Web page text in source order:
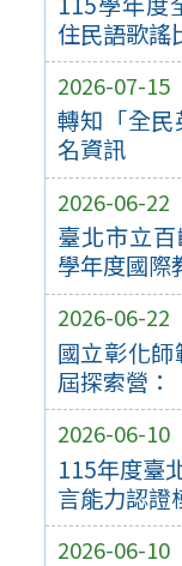
住民語歌謠
2026-07-15
轉知「全
名資訊
2026-06-22
臺北市立
學年度國際
2026-06-22
國立彰化
屆探索營：
2026-06-10
115年度臺
言能力認證
2026-06-10